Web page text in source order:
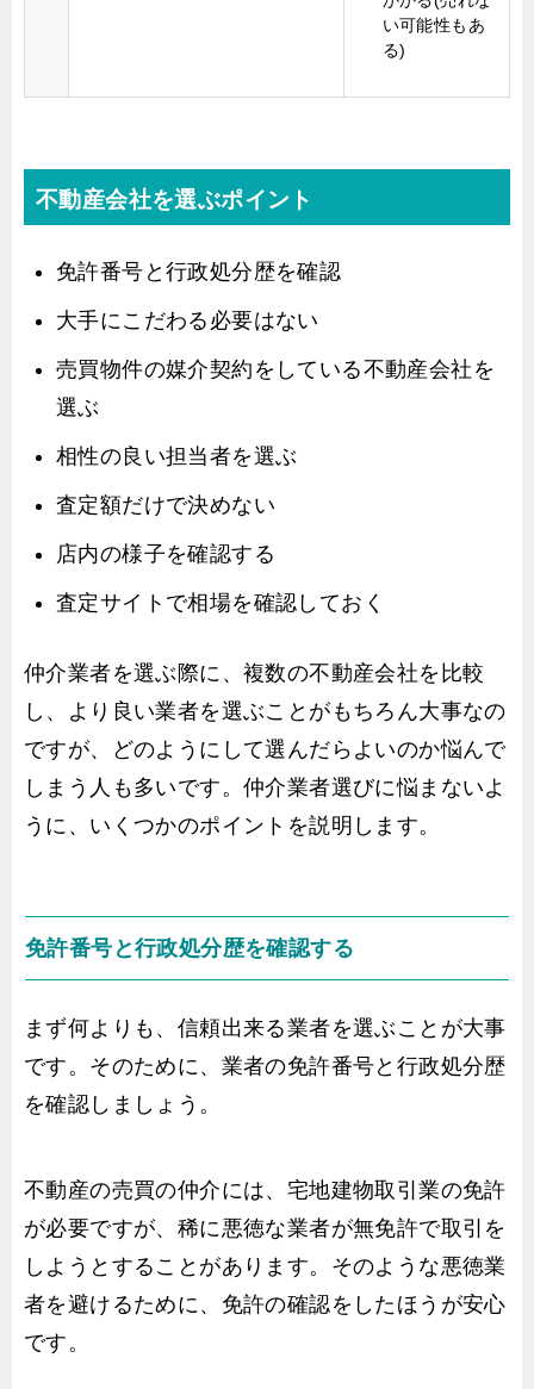
い可能性もあ
る)
不動産会社を選ぶポイント
免許番号と行政処分歴を確認
大手にこだわる必要はない
売買物件の媒介契約をしている不動産会社を
選ぶ
相性の良い担当者を選ぶ
査定額だけで決めない
店内の様子を確認する
査定サイトで相場を確認しておく
仲介業者を選ぶ際に、複数の不動産会社を比較
し、より良い業者を選ぶことがもちろん大事なの
ですが、どのようにして選んだらよいのか悩んで
しまう人も多いです。仲介業者選びに悩まないよ
うに、いくつかのポイントを説明します。
免許番号と行政処分歴を確認する
まず何よりも、信頼出来る業者を選ぶことが大事
です。そのために、業者の免許番号と行政処分歴
を確認しましょう。
不動産の売買の仲介には、宅地建物取引業の免許
が必要ですが、稀に悪徳な業者が無免許で取引を
しようとすることがあります。そのような悪徳業
者を避けるために、免許の確認をしたほうが安心
です。